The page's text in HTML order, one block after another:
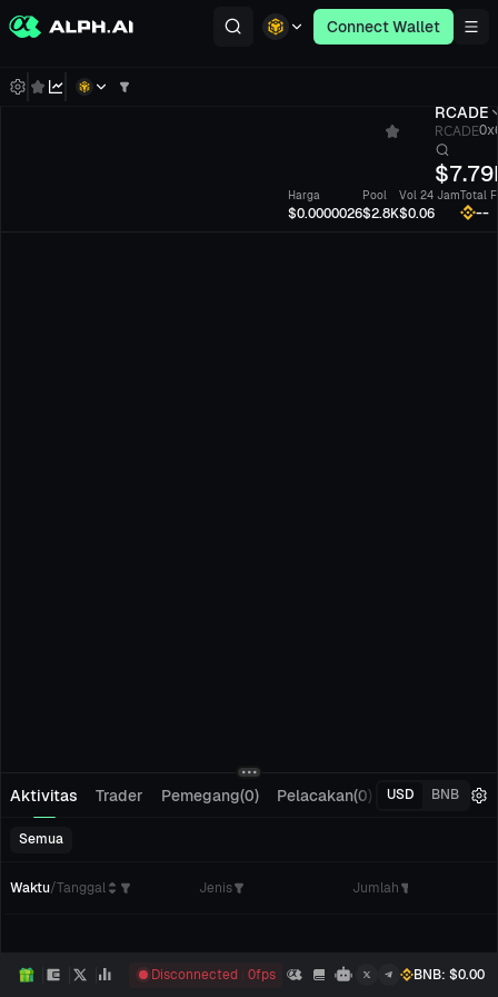
Connect Wallet
RCADE
RCADE
$
Harga
$0.0000026
Pool
$2.8K
Vol 24 Jam
$0.06
Total
--
Aktivitas Trader Pemegang(0) Pelacakan(0) Pesanan
USD BNB
Semua
Waktu/Tanggal Jenis Jumlah
Disconnected 0fps BNB: $0.00